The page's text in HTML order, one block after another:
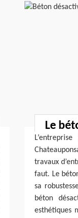
Le
travaux
faut. Le
sa
béton
esthétiques